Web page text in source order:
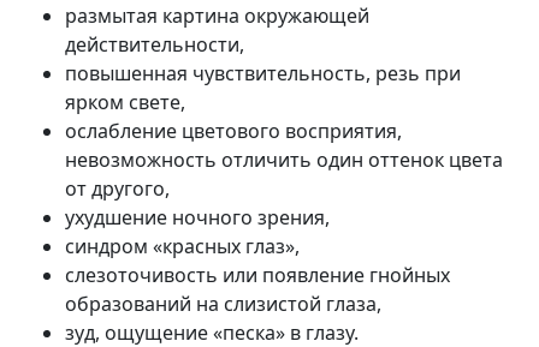
размытая картина окружающей
действительности,
повышенная чувствительность, резь при
ярком свете,
ослабление цветового восприятия,
невозможность отличить один оттенок цвета
от другого,
ухудшение ночного зрения,
синдром «красных глаз»,
слезоточивость или появление гнойных
образований на слизистой глаза,
зуд, ощущение «песка» в глазу.